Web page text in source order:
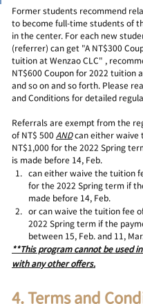
Former students recommend
to become full-time students of
in the center. For each new
(referrer) can get "A NT$300
tuition at Wenzao CLC" ,
NT$600 Coupon for 2022 tuition
and so on and so forth. Please
and Conditions for detailed
Referrals are exempt from the
of NT$ 500 AND can either waive
NT$1,000 for the 2022 Spring
is made before 14, Feb.
can either waive the tuition
for the 2022 Spring term if
made before 14, Feb.
or can waive the tuition fee
2022 Spring term if the
between 15, Feb. and 11, Mar.
**This program cannot be used
with any other offers.
4. Terms and